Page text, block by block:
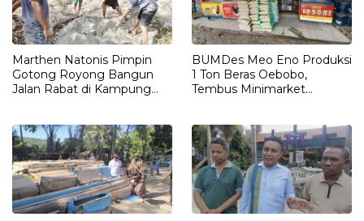
Marthen Natonis Pimpin
Gotong Royong Bangun
Jalan Rabat di Kampung
BUMDes Meo Eno Produksi
1 Ton Beras Oebobo,
Tembus Minimarket